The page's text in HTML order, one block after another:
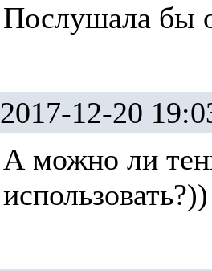
Послушала бы
2017-12-20
А можно ли
использовать?))